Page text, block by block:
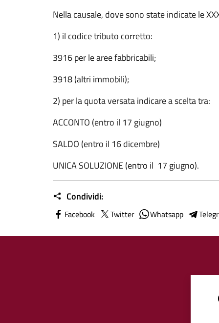
Nella causale, dove sono state indicate le
1) il codice tributo corretto:
3916 per le aree fabbricabili;
3918 (altri immobili);
2) per la quota versata indicare a scelta tra:
ACCONTO (entro il 17 giugno)
SALDO (entro il 16 dicembre)
UNICA SOLUZIONE (entro il 17 giugno).
Condividi:
Facebook Twitter Whatsapp